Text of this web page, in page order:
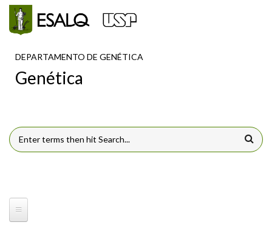
Pular para o conteúdo principal
DEPARTAMENTO DE GENÉTICA
Genética
FORMULÁRIO DE BUSCA